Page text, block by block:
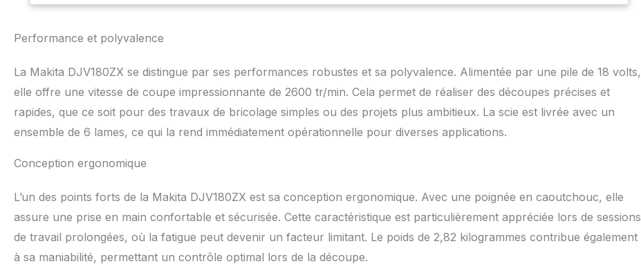
Performance et polyvalence
La Makita DJV180ZX se distingue par ses performances robustes et sa polyvalence. Alimentée par une pile de 18 volts,
elle offre une vitesse de coupe impressionnante de 2600 tr/min. Cela permet de réaliser des découpes précises et
rapides, que ce soit pour des travaux de bricolage simples ou des projets plus ambitieux. La scie est livrée avec un
ensemble de 6 lames, ce qui la rend immédiatement opérationnelle pour diverses applications.
Conception ergonomique
L’un des points forts de la Makita DJV180ZX est sa conception ergonomique. Avec une poignée en caoutchouc, elle
assure une prise en main confortable et sécurisée. Cette caractéristique est particulièrement appréciée lors de sessions
de travail prolongées, où la fatigue peut devenir un facteur limitant. Le poids de 2,82 kilogrammes contribue également
à sa maniabilité, permettant un contrôle optimal lors de la découpe.